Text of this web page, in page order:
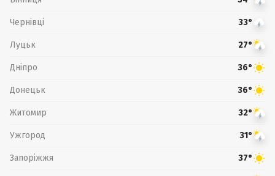
Чернівці 33°
Луцьк 27°
Дніпро 36°
Донецьк 36°
Житомир 32°
Ужгород 31°
Запоріжжя 37°